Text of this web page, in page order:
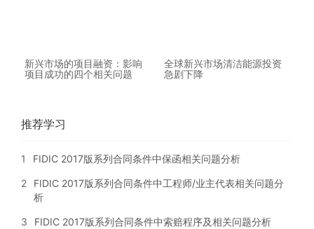
新兴市场的项目融资：影响
项目成功的四个相关问题
全球新兴市场清洁能源投资
急剧下降
推荐学习
1 FIDIC 2017版系列合同条件中保函相关问题分析
2
FIDIC 2017版系列合同条件中工程师/业主代表相关问题分
析
3 FIDIC 2017版系列合同条件中索赔程序及相关问题分析